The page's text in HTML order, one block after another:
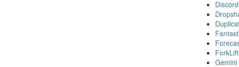
Discord
ForkLift
Gemini